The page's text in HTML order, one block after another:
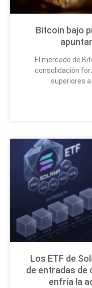
Bitcoin bajo
El mercado de
consolidación
superiores a
Los ETF de
de entradas de
enfría la